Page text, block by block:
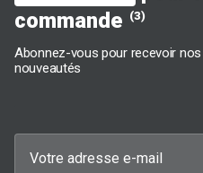
commande (3)
Abonnez-vous pour recevoir
nouveautés